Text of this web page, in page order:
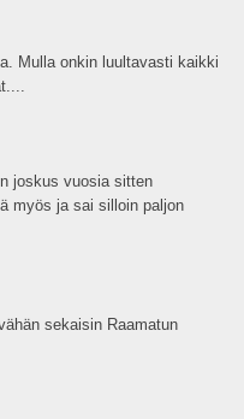
Mulla onkin luultavasti kaikki
joskus vuosia sitten
myös ja sai silloin paljon
sekaisin Raamatun